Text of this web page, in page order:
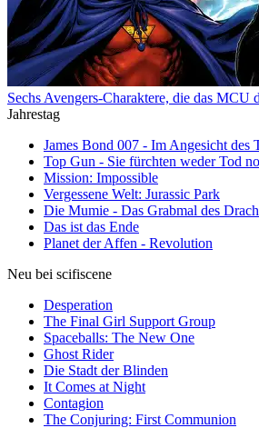
Sechs Avengers-Charaktere, die das MCU
Jahrestag
James Bond 007 - Im Angesicht des
Top Gun - Sie fürchten weder Tod
Mission: Impossible
Vergessene Welt: Jurassic Park
Die Mumie - Das Grabmal des
Das ist das Ende
Planet der Affen - Revolution
Neu bei scifiscene
Desperation
The Final Girl Support Group
Spaceballs: The New One
Ghost Rider
Die Stadt der Blinden
It Comes at Night
Contagion
The Conjuring: First Communion